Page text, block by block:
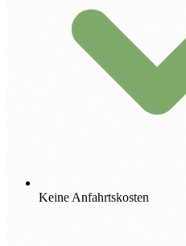
Keine Anfahrtskosten